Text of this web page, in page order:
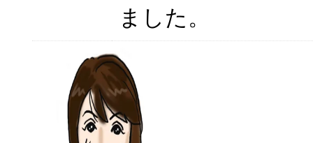
ました。